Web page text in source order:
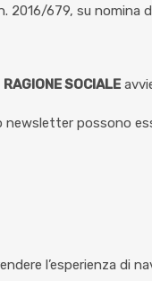
2016/679, su
RAGIONE SOCIALE
newsletter possono
l’esperienza di